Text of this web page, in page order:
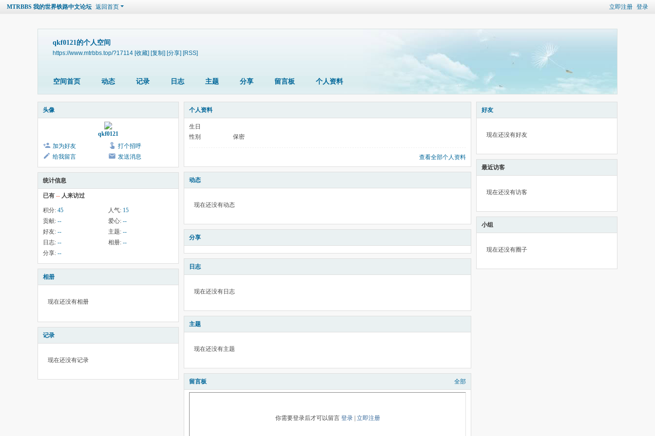
立即注册 登录
MTRBBS 我的世界铁路中文论坛 返回首页
qkf0121的个人空间
https://www.mtrbbs.top/?17114 [收藏] [复制] [分享] [RSS]
空间首页 动态 记录 日志 主题 分享 留言板 个人资料
头像
qkf0121
加为好友
打个招呼
给我留言
发送消息
统计信息
已有 -- 人来访过
积分: 45 人气: 15
贡献: -- 爱心: --
好友: -- 主题: --
日志: -- 相册: --
分享: --
相册
现在还没有相册
记录
现在还没有记录
个人资料
生日
性别
保密
查看全部个人资料
动态
现在还没有动态
分享
日志
现在还没有日志
主题
现在还没有主题
留言板 全部
你需要登录后才可以留言 登录| 立即注册
好友
现在还没有好友
最近访客
现在还没有访客
小组
现在还没有圈子